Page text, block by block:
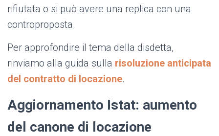
rifiutata o si può avere una replica con una
controproposta.
Per approfondire il tema della disdetta,
rinviamo alla guida sulla risoluzione anticipata
del contratto di locazione.
Aggiornamento Istat: aumento
del canone di locazione